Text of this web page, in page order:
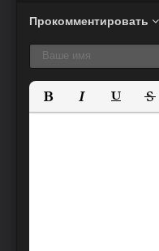
Прокомментировать
Полужирный
Курсив